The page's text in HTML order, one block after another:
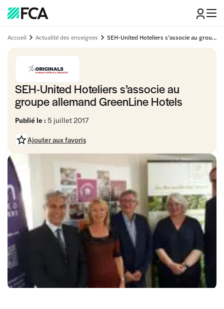
Accueil Actualité des enseignes SEH-United Hoteliers s’associe au groupe allemand GreenLine Hotels
SEH-United Hoteliers s’associe au
groupe allemand GreenLine Hotels
Publié le : 5 juillet 2017
Ajouter aux favoris